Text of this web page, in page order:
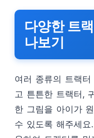
다양한 트
나보기
여러 종류의 트랙
고 튼튼한 트랙터,
한 그림을 아이가
수 있도록 해주세